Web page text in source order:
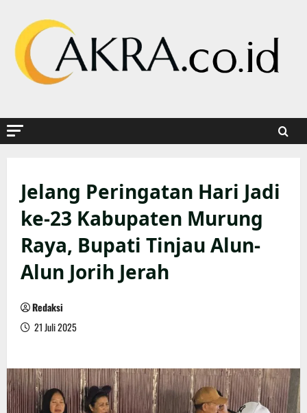
content
Jelang Peringatan Hari Jadi
ke-23 Kabupaten Murung
Raya, Bupati Tinjau Alun-
Alun Jorih Jerah
Redaksi
21 Juli 2025